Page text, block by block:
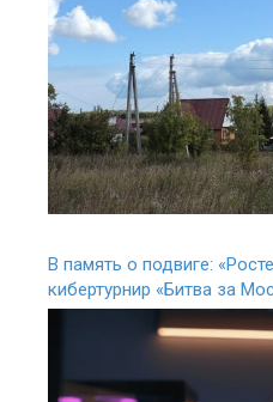
В память о подвиге:
кибертурнир «Битва за